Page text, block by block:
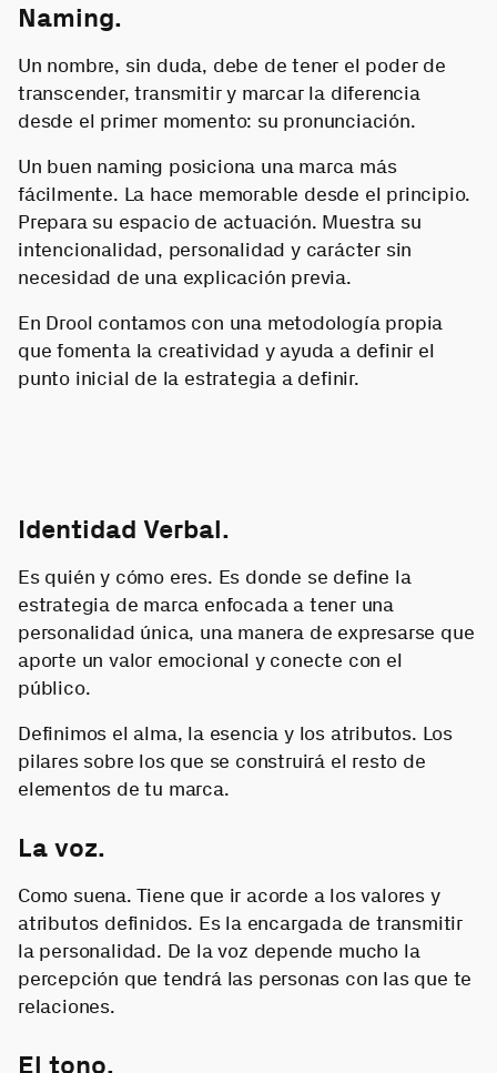
Naming.
Un nombre, sin duda, debe de tener el poder de
transcender, transmitir y marcar la diferencia
desde el primer momento: su pronunciación.
Un buen naming posiciona una marca más
fácilmente. La hace memorable desde el principio.
Prepara su espacio de actuación. Muestra su
intencionalidad, personalidad y carácter sin
necesidad de una explicación previa.
En Drool contamos con una metodología propia
que fomenta la creatividad y ayuda a definir el
punto inicial de la estrategia a definir.
Identidad Verbal.
Es quién y cómo eres. Es donde se define la
estrategia de marca enfocada a tener una
personalidad única, una manera de expresarse que
aporte un valor emocional y conecte con el
público.
Definimos el alma, la esencia y los atributos. Los
pilares sobre los que se construirá el resto de
elementos de tu marca.
La voz.
Como suena. Tiene que ir acorde a los valores y
atributos definidos. Es la encargada de transmitir
la personalidad. De la voz depende mucho la
percepción que tendrá las personas con las que te
relaciones.
El tono.